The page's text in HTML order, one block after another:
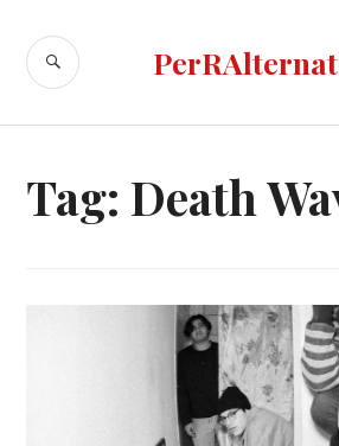
content
SEARCH
Tag: Death